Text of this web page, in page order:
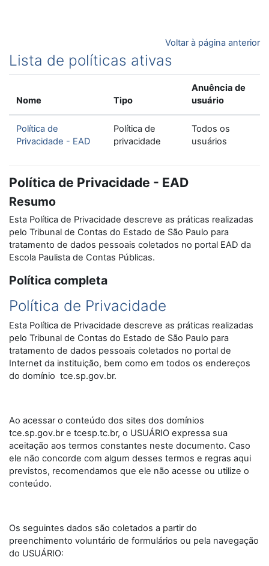
Voltar à página anterior
Lista de políticas ativas
Nome Tipo
Anuência de
usuário
Política de
Privacidade - EAD
Política de
privacidade
Todos os
usuários
Política de Privacidade - EAD
Resumo
Esta Política de Privacidade descreve as práticas realizadas
pelo Tribunal de Contas do Estado de São Paulo para
tratamento de dados pessoais coletados no portal EAD da
Escola Paulista de Contas Públicas.
Política completa
Política de Privacidade
Esta Política de Privacidade descreve as práticas realizadas
pelo Tribunal de Contas do Estado de São Paulo para
tratamento de dados pessoais coletados no portal de
Internet da instituição, bem como em todos os endereços
do domínio tce.sp.gov.br.
Ao acessar o conteúdo dos sites dos domínios
tce.sp.gov.br e tcesp.tc.br, o USUÁRIO expressa sua
aceitação aos termos constantes neste documento. Caso
ele não concorde com algum desses termos e regras aqui
previstos, recomendamos que ele não acesse ou utilize o
conteúdo.
Os seguintes dados são coletados a partir do
preenchimento voluntário de formulários ou pela navegação
do USUÁRIO: